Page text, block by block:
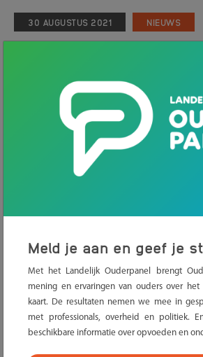
30 AUGUSTUS 2021 NIEUWS
Een belangrijk onderdeel van
geconfronteerd worden is de vrijwillige
woord vrijwillig al zegt: ouders zijn niet
betalen. Bovendien mogen kinderen van
niet betalen niet worden uitgesloten van
Meld je aan en geef je
Met het Landelijk Ouderpanel brengt
mening en ervaringen van ouders over
kaart. De resultaten nemen we mee in
met professionals, overheid en politiek.
beschikbare informatie over opvoeden en